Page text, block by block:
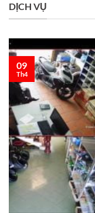
DỊCH VỤ
09
Th4